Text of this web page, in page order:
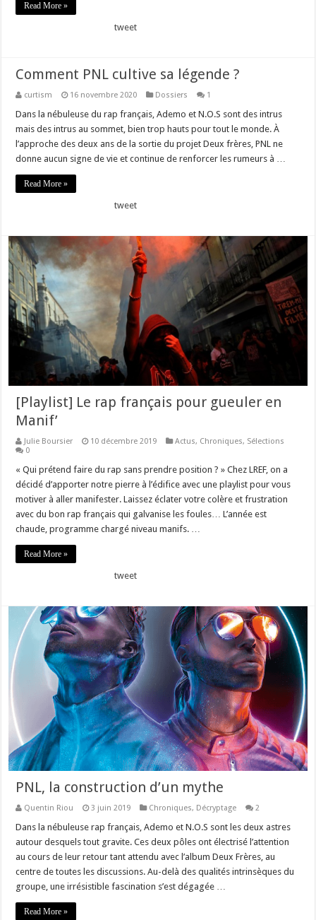
Read More »
tweet
Comment PNL cultive sa légende ?
curtism 16 novembre 2020 Dossiers 1
Dans la nébuleuse du rap français, Ademo et N.O.S sont des intrus
mais des intrus au sommet, bien trop hauts pour tout le monde. À
l’approche des deux ans de la sortie du projet Deux frères, PNL ne
donne aucun signe de vie et continue de renforcer les rumeurs à …
Read More »
tweet
[Playlist] Le rap français pour gueuler en
Manif’
Julie Boursier 10 décembre 2019 Actus, Chroniques, Sélections
0
« Qui prétend faire du rap sans prendre position ? » Chez LREF, on a
décidé d’apporter notre pierre à l’édifice avec une playlist pour vous
motiver à aller manifester. Laissez éclater votre colère et frustration
avec du bon rap français qui galvanise les foules… L’année est
chaude, programme chargé niveau manifs. …
Read More »
tweet
PNL, la construction d’un mythe
Quentin Riou 3 juin 2019 Chroniques, Décryptage 2
Dans la nébuleuse rap français, Ademo et N.O.S sont les deux astres
autour desquels tout gravite. Ces deux pôles ont électrisé l’attention
au cours de leur retour tant attendu avec l’album Deux Frères, au
centre de toutes les discussions. Au-delà des qualités intrinsèques du
groupe, une irrésistible fascination s’est dégagée …
Read More »